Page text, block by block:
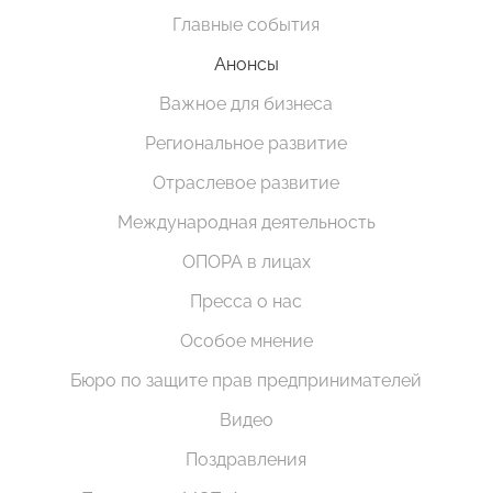
Главные события
Анонсы
Важное для бизнеса
Региональное развитие
Отраслевое развитие
Международная деятельность
ОПОРА в лицах
Пресса о нас
Особое мнение
Бюро по защите прав предпринимателей
Видео
Поздравления